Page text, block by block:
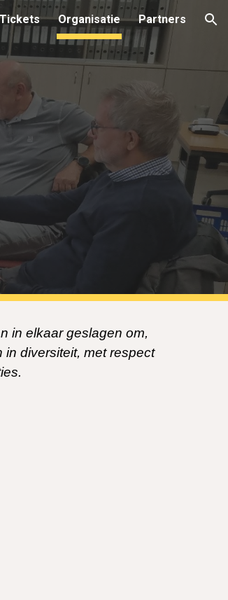
Tickets Organisatie Partners
in elkaar geslagen om,
diversiteit, met respect